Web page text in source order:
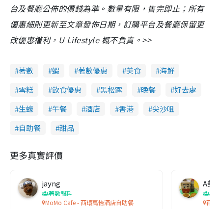
台及餐廳公佈的價錢為準。數量有限，售完即止；所有
優惠細則更新至文章發佈日期，訂購平台及餐廳保留更
改優惠權利，U Lifestyle 概不負責。>>
著數 蝦 著數優惠 美食
海鮮
雪糕
飲食優惠 黑松露 晚餐
好去處
生蠔
午餐 酒店 香港
尖沙咀
自助餐
甜品
更多真實評價
jayng
著數報料
MoMo Cafe - 西環萬怡酒店自助餐
A美
節
再臨